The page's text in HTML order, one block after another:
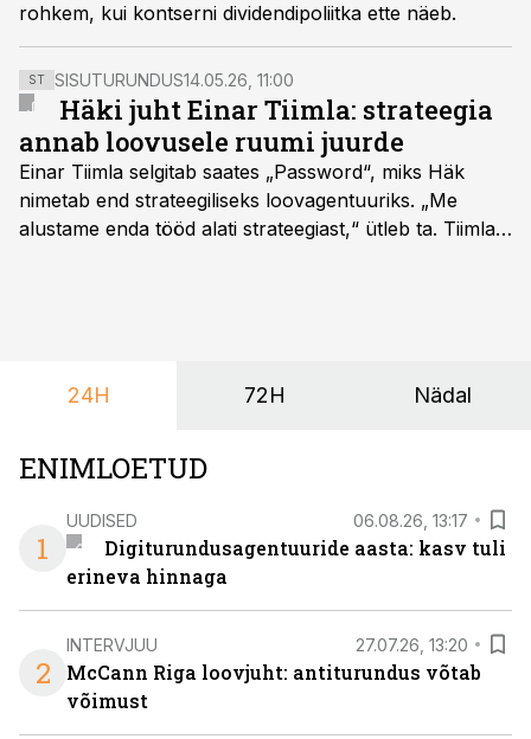
rohkem, kui kontserni dividendipoliitka ette näeb.
ST SISUTURUNDUS14.05.26, 11:00
Häki juht Einar Tiimla: strateegia
annab loovusele ruumi juurde
Einar Tiimla selgitab saates „Password“, miks Häk
nimetab end strateegiliseks loovagentuuriks. „Me
alustame enda tööd alati strateegiast,“ ütleb ta. Tiimla
24H 72H Nädal
ENIMLOETUD
1
UUDISED 06.08.26, 13:17
Digiturundusagentuuride aasta: kasv tuli
erineva hinnaga
2
INTERVJUU 27.07.26, 13:20
McCann Riga loovjuht: antiturundus võtab
võimust